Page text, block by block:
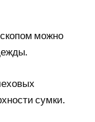
можно
сумки.